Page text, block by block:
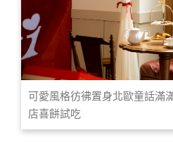
可愛風格彷彿置身北歐童話滿
店喜餅試吃